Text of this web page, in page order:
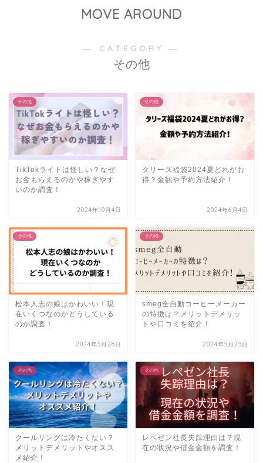
MOVE AROUND
― CATEGORY ―
その他
その他
TikTokライトは怪しい？なぜ
お金もらえるのかや稼ぎやす
いのか調査！
2024年10月4日
その他
タリーズ福袋2024夏どれがお
得？金額や予約方法紹介！
2024年6月4日
その他
松本人志の娘はかわいい！現
在いくつなのかどうしている
のか調査！
2024年5月28日
その他
smeg全自動コーヒーメーカー
の特徴は？メリットデメリッ
トや口コミを紹介！
2024年5月25日
その他
クールリングは冷たくない？
メリットデメリットやオスス
メ紹介！
その他
レペゼン社長失踪理由は？現
在の状況や借金金額を調査！